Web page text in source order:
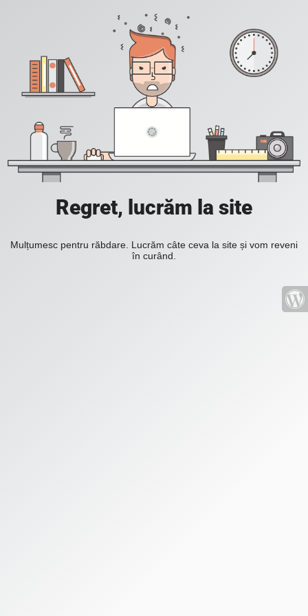
Regret, lucrăm la site
Mulțumesc pentru răbdare. Lucrăm câte ceva la site și vom reveni
în curând.